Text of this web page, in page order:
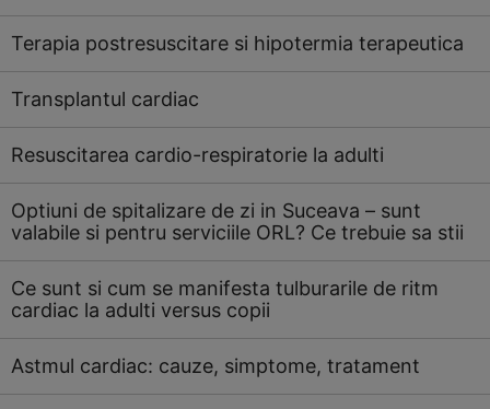
Terapia postresuscitare si hipotermia terapeutica
Transplantul cardiac
Resuscitarea cardio-respiratorie la adulti
Optiuni de spitalizare de zi in Suceava – sunt
valabile si pentru serviciile ORL? Ce trebuie sa stii
Ce sunt si cum se manifesta tulburarile de ritm
cardiac la adulti versus copii
Astmul cardiac: cauze, simptome, tratament